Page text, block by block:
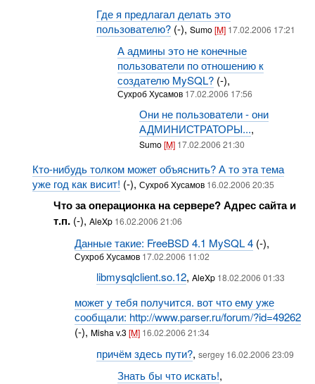
Где я предлагал делать это
пользователю?(-), Sumo[M] 17.02.2006 17:21
А админы это не конечные
пользователи по отношению к
создателю MySQL? (-),
Сухроб Хусамов 17.02.2006 17:56
Они не пользователи - они
АДМИНИСТРАТОРЫ...,
Sumo[M] 17.02.2006 21:30
Кто-нибудь толком может объяснить? А то эта тема
уже год как висит! (-), Сухроб Хусамов 16.02.2006 20:35
Что за операционка на сервере? Адрес сайта и
т.п.(-), AleXp 16.02.2006 21:06
Данные такие: FreeBSD 4.1 MySQL 4 (-),
Сухроб Хусамов 17.02.2006 11:02
libmysqlclient.so.12, AleXp 18.02.2006 01:33
может у тебя получится. вот что ему уже
сообщали: http://www.parser.ru/forum/?id=49262
(-), Misha v.3[M] 16.02.2006 21:34
причём здесь пути?, sergey 16.02.2006 23:09
Знать бы что искать!,